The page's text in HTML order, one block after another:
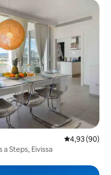
4,93 de
4,93 (90)
a Steps, Eivissa